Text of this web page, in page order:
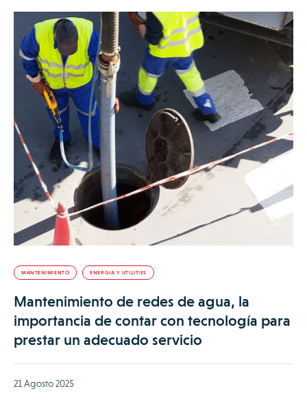
MANTENIMIENTO ENERGIA Y UTILITIES
Mantenimiento de redes de agua, la
importancia de contar con tecnología para
prestar un adecuado servicio
21 Agosto 2025